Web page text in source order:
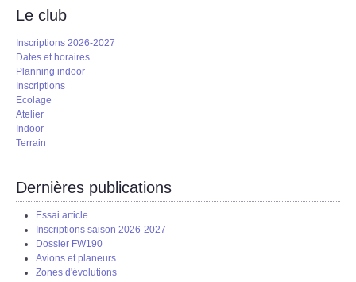
LE CLUB
TECHNIQUES
LIENS
Le club
Inscriptions 2026-2027
Dates et horaires
Planning indoor
Inscriptions
Ecolage
Atelier
Indoor
Terrain
Dernières publications
Essai article
Inscriptions saison 2026-2027
Dossier FW190
Avions et planeurs
Zones d'évolutions